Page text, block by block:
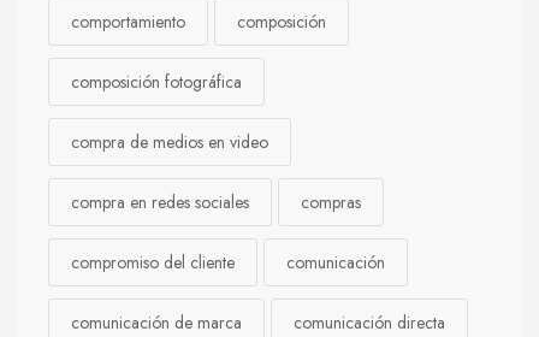
comportamiento composición
composición fotográfica
compra de medios en video
compra en redes sociales compras
compromiso del cliente comunicación
comunicación de marca comunicación directa